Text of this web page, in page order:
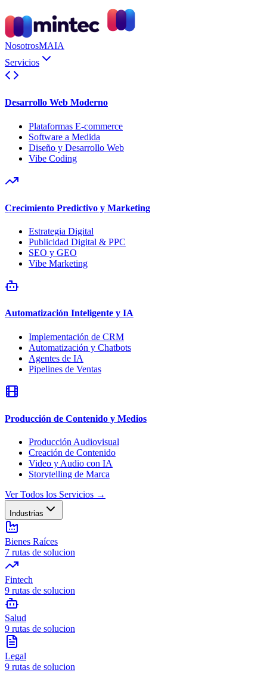
NosotrosMAIA
Servicios
Desarrollo Web Moderno
Plataformas E-commerce
Software a Medida
Diseño y Desarrollo Web
Vibe Coding
Crecimiento Predictivo y Marketing
Estrategia Digital
Publicidad Digital & PPC
SEO y GEO
Vibe Marketing
Automatización Inteligente y IA
Implementación de CRM
Automatización y Chatbots
Agentes de IA
Pipelines de Ventas
Producción de Contenido y Medios
Producción Audiovisual
Creación de Contenido
Video y Audio con IA
Storytelling de Marca
Ver Todos los Servicios →
Industrias
Bienes Raíces
7 rutas de solucion
Fintech
9 rutas de solucion
Salud
9 rutas de solucion
Legal
9 rutas de solucion